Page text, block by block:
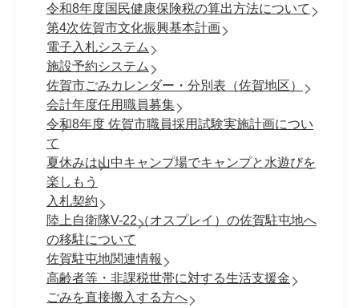
令和8年度国民健康保険税の算出方法について
第4次佐賀市文化振興基本計画
電子入札システム
施設予約システム
佐賀市ごみカレンダー・分別表（佐賀地区）
会計年度任用職員募集
令和8年度 佐賀市職員採⽤試験実施計画につい
て
夏休みは山中キャンプ場でキャンプと水遊びを
楽しもう
入札契約
陸上自衛隊V-22（オスプレイ）の佐賀駐屯地へ
の移駐について
佐賀駐屯地関連情報
高齢者等・非課税世帯に対する生活支援金
ごみを直接搬入する方へ